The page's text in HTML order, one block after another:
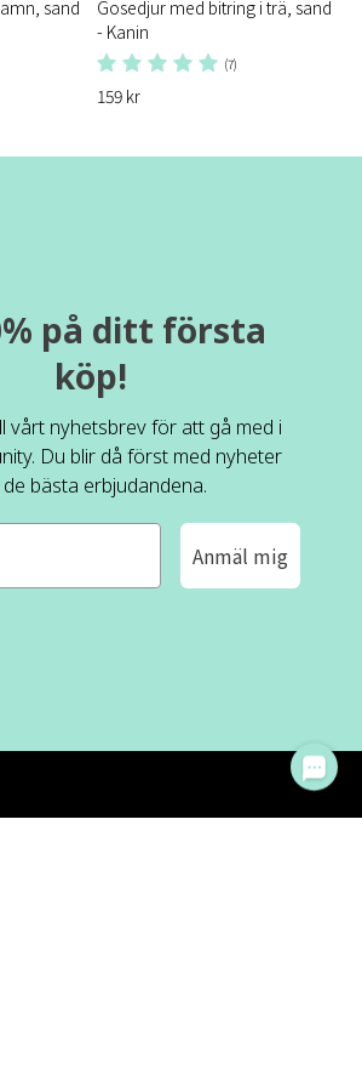
sand
Gosedjur med bitring i trä, sand
- Kanin
(7)
159 kr
på ditt första
köp!
vårt nyhetsbrev för att gå med i
Du blir då först med nyheter
bästa erbjudandena.
Anmäl mig